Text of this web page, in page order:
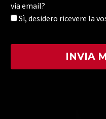
via email?
Sì, desidero ricevere la